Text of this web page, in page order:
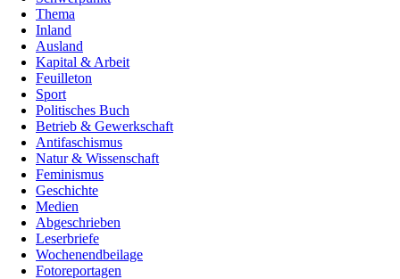
Thema
Inland
Ausland
Kapital & Arbeit
Feuilleton
Sport
Politisches Buch
Betrieb & Gewerkschaft
Antifaschismus
Natur & Wissenschaft
Feminismus
Geschichte
Medien
Abgeschrieben
Leserbriefe
Wochenendbeilage
Fotoreportagen